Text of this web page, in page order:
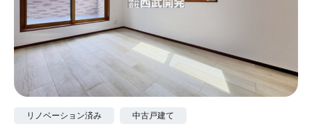
リノベーション済み 中古戸建て